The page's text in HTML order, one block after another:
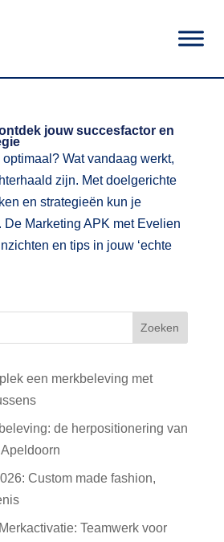
jouw succesfactor en
optimaal? Wat vandaag werkt,
zijn. Met doelgerichte
en strategieën kun je
Marketing APK met Evelien
en tips in jouw ‘echte
een merkbeleving met
de herpositionering van
Custom made fashion,
Teamwerk voor